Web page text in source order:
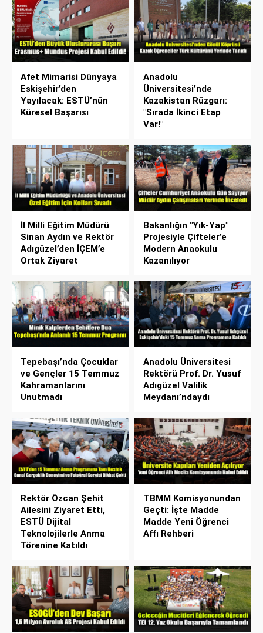
Afet Mimarisi Dünyaya
Eskişehir’den
Yayılacak: ESTÜ’nün
Küresel Başarısı
Anadolu
Üniversitesi’nde
Kazakistan Rüzgarı:
"Sırada İkinci Etap
Var!"
İl Milli Eğitim Müdürü
Sinan Aydın ve Rektör
Adıgüzel’den İÇEM’e
Ortak Ziyaret
Bakanlığın "Yık-Yap"
Projesiyle Çifteler’e
Modern Anaokulu
Kazanılıyor
Tepebaşı’nda Çocuklar
ve Gençler 15 Temmuz
Kahramanlarını
Unutmadı
Anadolu Üniversitesi
Rektörü Prof. Dr. Yusuf
Adıgüzel Valilik
Meydanı’ndaydı
Rektör Özcan Şehit
Ailesini Ziyaret Etti,
ESTÜ Dijital
Teknolojilerle Anma
Törenine Katıldı
TBMM Komisyonundan
Geçti: İşte Madde
Madde Yeni Öğrenci
Affı Rehberi